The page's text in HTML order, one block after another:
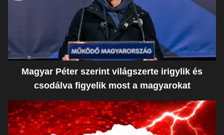
Magyar Péter szerint világszerte irigylik és
csodálva figyelik most a magyarokat